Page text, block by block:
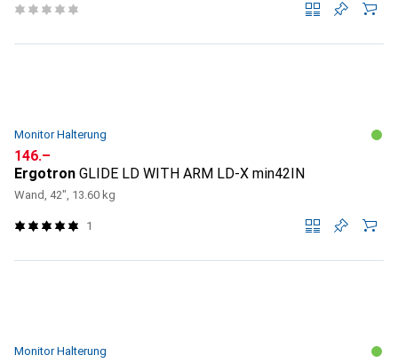
Monitor Halterung
CHF
146.–
Ergotron GLIDE LD WITH ARM LD-X min42IN
Wand, 42", 13.60 kg
1
Monitor Halterung